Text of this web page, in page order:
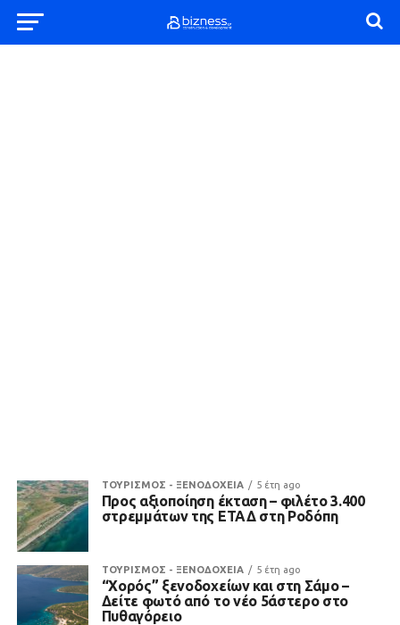
ΤΟΥΡΙΣΜΟΣ - ΞΕΝΟΔΟΧΕΙΑ 5 έτη ago
Προς αξιοποίηση έκταση – φιλέτο 3.400
στρεμμάτων της ΕΤΑΔ στη Ροδόπη
ΤΟΥΡΙΣΜΟΣ - ΞΕΝΟΔΟΧΕΙΑ 5 έτη ago
“Χορός” ξενοδοχείων και στη Σάμο –
Δείτε φωτό από το νέο 5άστερο στο
Πυθαγόρειο